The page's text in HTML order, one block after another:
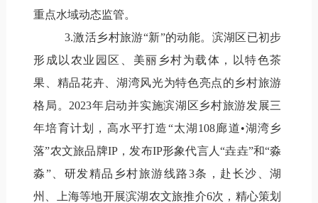
重点水域动态监管。
3.激活乡村旅游“新”的动能。滨湖区已初步
形成以农业园区、美丽乡村为载体，以特色茶
果、精品花卉、湖湾风光为特色亮点的乡村旅游
格局。2023年启动并实施滨湖区乡村旅游发展三
年培育计划，高水平打造“太湖108廊道•湖湾乡
落”农文旅品牌IP，发布IP形象代言人“垚垚”和“淼
淼”、研发精品乡村旅游线路3条，赴长沙、湖
州、上海等地开展滨湖农文旅推介6次，精心策划